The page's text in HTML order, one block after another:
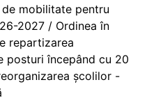
mobilitate pentru
2027 / Ordinea în
repartizarea
posturi începând cu 20
școlilor -